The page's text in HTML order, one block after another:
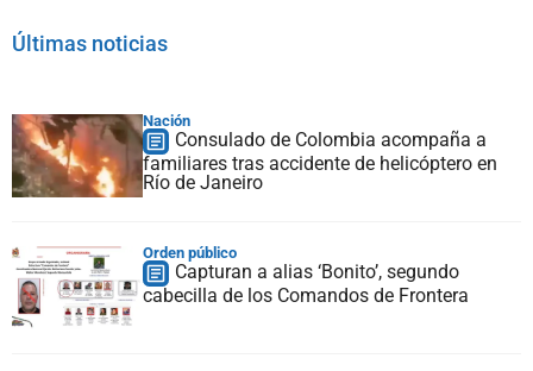
Últimas noticias
Nación
Consulado de Colombia acompaña a
familiares tras accidente de helicóptero en
Río de Janeiro
Orden público
Capturan a alias ‘Bonito’, segundo
cabecilla de los Comandos de Frontera